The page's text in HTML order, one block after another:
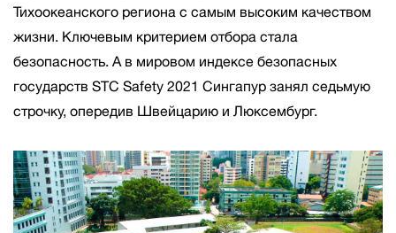
Тихоокеанского региона с самым высоким качеством
жизни. Ключевым критерием отбора стала
безопасность. А в мировом индексе безопасных
государств STC Safety 2021 Сингапур занял седьмую
строчку, опередив Швейцарию и Люксембург.